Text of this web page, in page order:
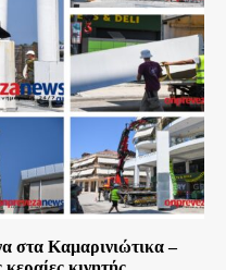
στα Καμαρινιώτικα –